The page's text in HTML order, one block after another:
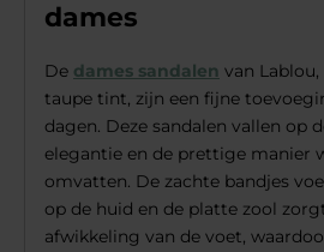
dames
De dames sandalen van
taupe tint, zijn een fijne
dagen. Deze sandalen vallen op
elegantie en de prettige manier
omvatten. De zachte bandjes
op de huid en de platte zool
afwikkeling van de voet,